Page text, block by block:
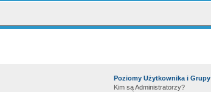
Poziomy Użytkownika i Grupy
Kim są Administratorzy?